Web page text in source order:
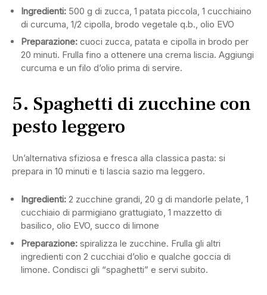
Ingredienti: 500 g di zucca, 1 patata piccola, 1 cucchiaino
di curcuma, 1/2 cipolla, brodo vegetale q.b., olio EVO
Preparazione: cuoci zucca, patata e cipolla in brodo per
20 minuti. Frulla fino a ottenere una crema liscia. Aggiungi
curcuma e un filo d’olio prima di servire.
5. Spaghetti di zucchine con
pesto leggero
Un’alternativa sfiziosa e fresca alla classica pasta: si
prepara in 10 minuti e ti lascia sazio ma leggero.
Ingredienti: 2 zucchine grandi, 20 g di mandorle pelate, 1
cucchiaio di parmigiano grattugiato, 1 mazzetto di
basilico, olio EVO, succo di limone
Preparazione: spiralizza le zucchine. Frulla gli altri
ingredienti con 2 cucchiai d’olio e qualche goccia di
limone. Condisci gli “spaghetti” e servi subito.